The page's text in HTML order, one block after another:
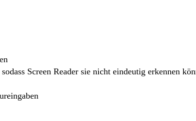
Screen Reader sie nicht eindeutig erkennen